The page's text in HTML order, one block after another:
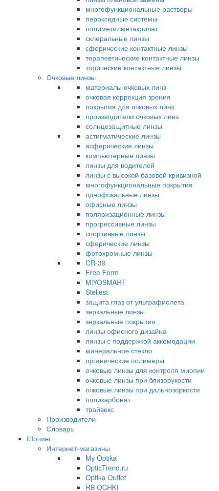
многофункциональные растворы
пероксидные системы
полиметилметакрилат
склеральные линзы
сферические контактные линзы
терапевтические контактные линзы
торические контактные линзы
Очковые линзы
материалы очковых линз
очковая коррекция зрения
покрытия для очковых линз
производители очковых линз
солнцезащитные линзы
астигматические линзы
асферические линзы
компьютерные линзы
линзы для водителей
линзы с высокой базовой кривизной
многофункциональные покрытия
однофокальные линзы
офисные линзы
поляризационные линзы
прогрессивные линзы
спортивные линзы
сферические линзы
фотохромные линзы
CR-39
Free Form
MiYOSMART
Stellest
защита глаз от ультрафиолета
зеркальные линзы
зеркальные покрытия
линзы офисного дизайна
линзы с поддержкой аккомодации
минеральное стекло
органические полимеры
очковые линзы для контроля миопии
очковые линзы при близорукости
очковые линзы при дальнозоркости
поликарбонат
трайвекс
Производители
Словарь
Шопинг
Интернет-магазины
My Optika
OpticTrend.ru
Optika Outlet
RB OCHKI